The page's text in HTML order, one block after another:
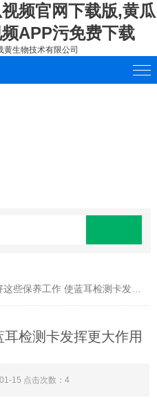
频官网下载版,黄瓜
APP污免费下载
些保养工作 使蓝耳检测卡发挥更大作用
检测卡发挥更大作用
15 点击次数：4